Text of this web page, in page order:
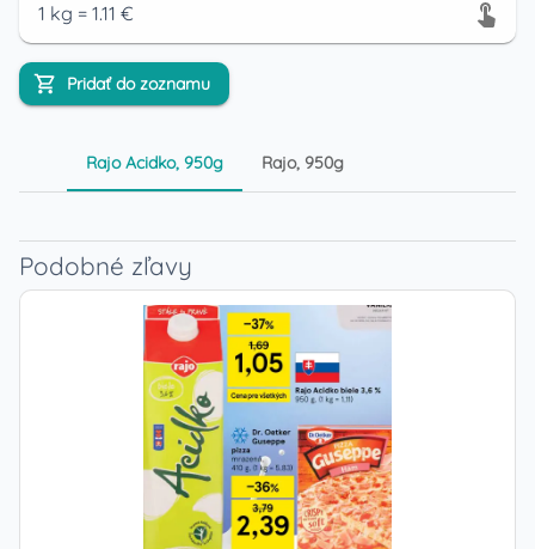
1 kg = 1.11 €
Pridať do zoznamu
Rajo Acidko, 950g Rajo, 950g
Podobné zľavy